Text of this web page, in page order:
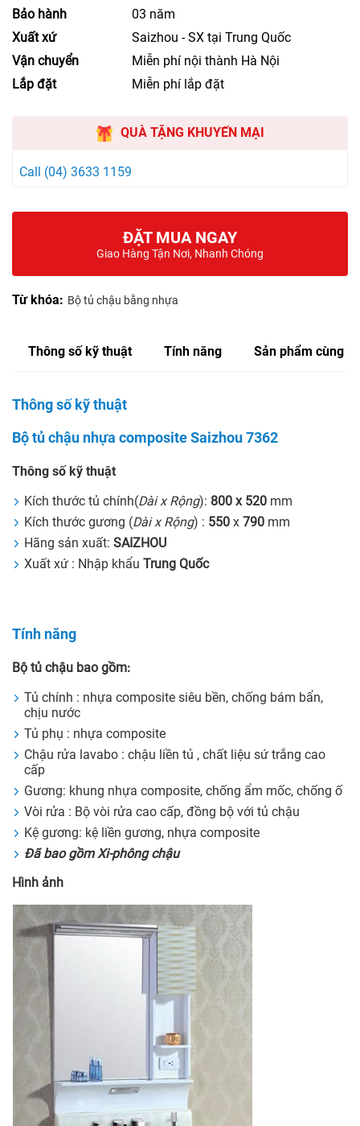
Bảo hành
03 năm
Xuất xứ
Saizhou - SX tại Trung Quốc
Vận chuyển
Miễn phí nội thành Hà Nội
Lắp đặt
Miễn phí lắp đặt
QUÀ TẶNG KHUYẾN MẠI
Call (04) 3633 1159
ĐẶT MUA NGAY
Giao Hàng Tận Nơi, Nhanh Chóng
Từ khóa: Bộ tủ chậu bằng nhựa
Thông số kỹ thuật Tính năng Sản phẩm cùng
Thông số kỹ thuật
Bộ tủ chậu nhựa composite Saizhou 7362
Thông số kỹ thuật
Kích thước tủ chính(Dài x Rộng): 800 x 520 mm
Kích thước gương (Dài x Rộng) : 550 x 790 mm
Hãng sản xuất: SAIZHOU
Xuất xứ : Nhập khẩu Trung Quốc
Tính năng
Bộ tủ chậu bao gồm:
Tủ chính : nhựa composite siêu bền, chống bám bẩn,
chịu nước
Tủ phụ : nhựa composite
Chậu rửa lavabo : chậu liền tủ , chất liệu sứ trắng cao
cấp
Gương: khung nhựa composite, chống ẩm mốc, chống ố
Vòi rửa : Bộ vòi rửa cao cấp, đồng bộ với tủ chậu
Kệ gương: kệ liền gương, nhựa composite
Đã bao gồm Xi-phông chậu
Hình ảnh